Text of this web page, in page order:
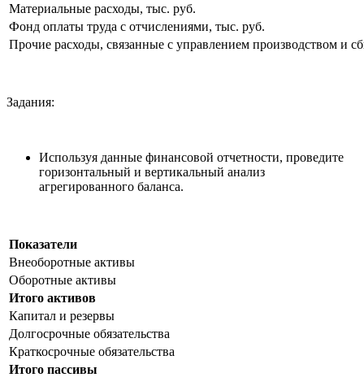
Материальные расходы, тыс. руб.
Фонд оплаты труда с отчислениями, тыс. руб.
Прочие расходы, связанные с управлением производством и
Задания:
Используя данные финансовой отчетности, проведите
горизонтальный и вертикальный анализ
агрегированного баланса.
Показатели
Внеоборотные активы
Оборотные активы
Итого активов
Капитал и резервы
Долгосрочные обязательства
Краткосрочные обязательства
Итого пассивы